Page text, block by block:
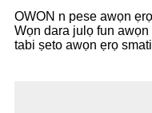
OWON n pese awọn
Wọn dara julọ fun
tabi ṣeto awọn ẹrọ